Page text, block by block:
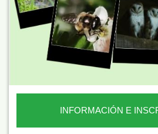
INFORMACIÓN E